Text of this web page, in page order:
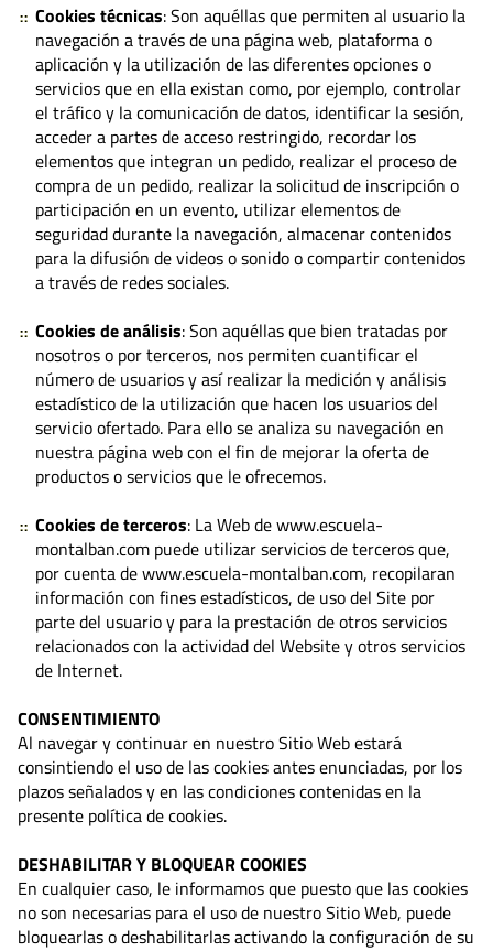
Cookies técnicas: Son aquéllas que permiten al usuario la
navegación a través de una página web, plataforma o
aplicación y la utilización de las diferentes opciones o
servicios que en ella existan como, por ejemplo, controlar
el tráfico y la comunicación de datos, identificar la sesión,
acceder a partes de acceso restringido, recordar los
elementos que integran un pedido, realizar el proceso de
compra de un pedido, realizar la solicitud de inscripción o
participación en un evento, utilizar elementos de
seguridad durante la navegación, almacenar contenidos
para la difusión de videos o sonido o compartir contenidos
a través de redes sociales.
Cookies de análisis: Son aquéllas que bien tratadas por
nosotros o por terceros, nos permiten cuantificar el
número de usuarios y así realizar la medición y análisis
estadístico de la utilización que hacen los usuarios del
servicio ofertado. Para ello se analiza su navegación en
nuestra página web con el fin de mejorar la oferta de
productos o servicios que le ofrecemos.
Cookies de terceros: La Web de www.escuela-
montalban.com puede utilizar servicios de terceros que,
por cuenta de www.escuela-montalban.com, recopilaran
información con fines estadísticos, de uso del Site por
parte del usuario y para la prestación de otros servicios
relacionados con la actividad del Website y otros servicios
de Internet.
CONSENTIMIENTO
Al navegar y continuar en nuestro Sitio Web estará
consintiendo el uso de las cookies antes enunciadas, por los
plazos señalados y en las condiciones contenidas en la
presente política de cookies.
DESHABILITAR Y BLOQUEAR COOKIES
En cualquier caso, le informamos que puesto que las cookies
no son necesarias para el uso de nuestro Sitio Web, puede
bloquearlas o deshabilitarlas activando la configuración de su